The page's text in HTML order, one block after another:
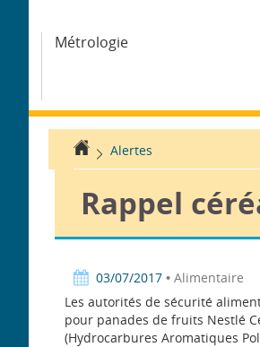
Métrologie
Accueil
Alertes
Rappel
03/07/2017• Alimentaire
Les autorités de sécurité
pour panades de fruits Nestlé
(Hydrocarbures Aromatiques